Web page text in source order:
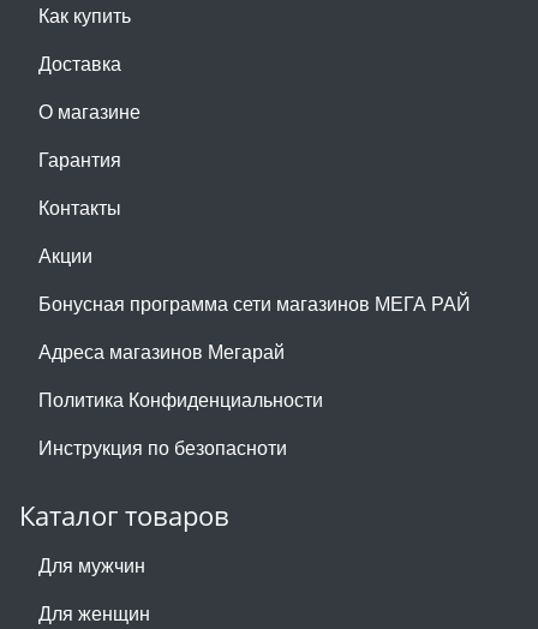
Как купить
Доставка
О магазине
Гарантия
Контакты
Акции
Бонусная программа сети магазинов МЕГА РАЙ
Адреса магазинов Мегарай
Политика Конфиденциальности
Инструкция по безопасноти
Каталог товаров
Для мужчин
Для женщин